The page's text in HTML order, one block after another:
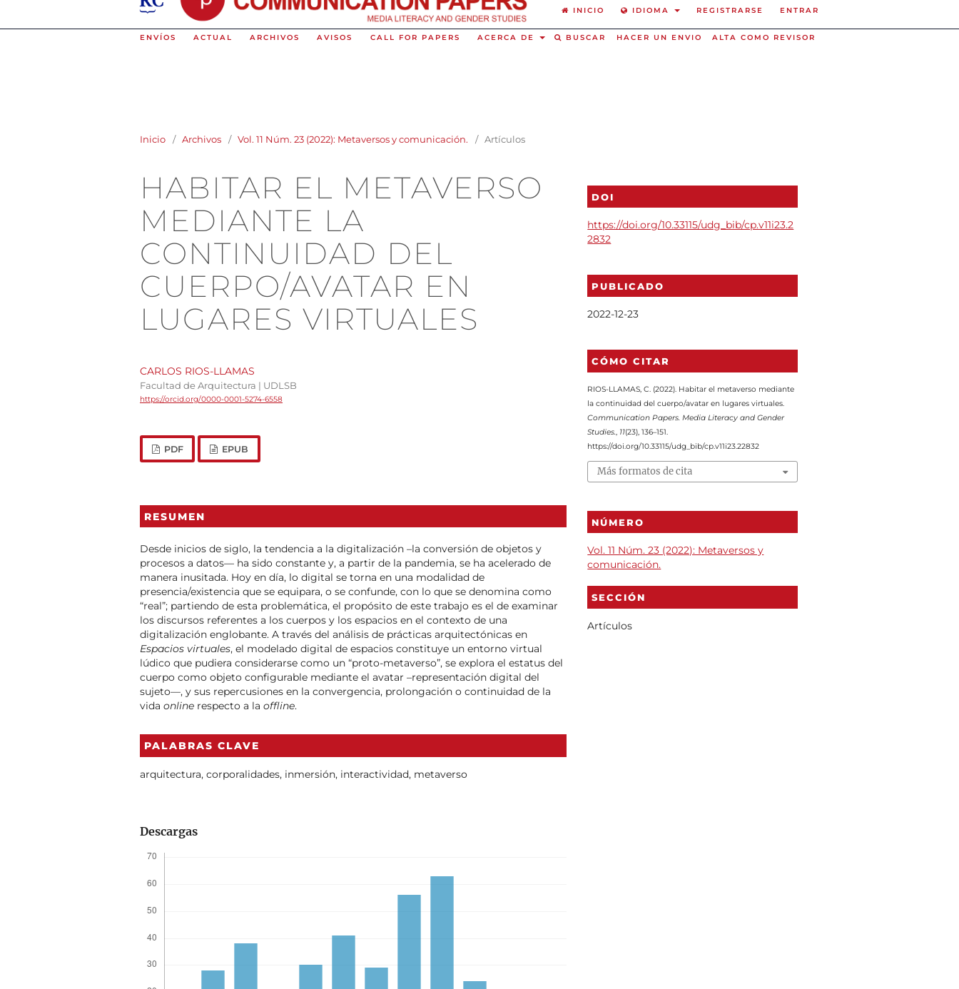
ENVÍOS ACTUAL ARCHIVOS AVISOS CALL FOR PAPERS ACERCA DE HACER UN ENVIO ALTA COMO REVISOR
BUSCAR
INICIO IDIOMA REGISTRARSE ENTRAR
Inicio / Archivos / Vol. 11 Núm. 23 (2022): Metaversos y comunicación. / Artículos
HABITAR EL METAVERSO
MEDIANTE LA
CONTINUIDAD DEL
CUERPO/AVATAR EN
LUGARES VIRTUALES
CARLOS RIOS-LLAMAS
Facultad de Arquitectura | UDLSB
https://orcid.org/0000-0001-5274-6558
PDF EPUB
RESUMEN
Desde inicios de siglo, la tendencia a la digitalización –la conversión de objetos y
procesos a datos— ha sido constante y, a partir de la pandemia, se ha acelerado de
manera inusitada. Hoy en día, lo digital se torna en una modalidad de
presencia/existencia que se equipara, o se confunde, con lo que se denomina como
“real”; partiendo de esta problemática, el propósito de este trabajo es el de examinar
los discursos referentes a los cuerpos y los espacios en el contexto de una
digitalización englobante. A través del análisis de prácticas arquitectónicas en
Espacios virtuales, el modelado digital de espacios constituye un entorno virtual
lúdico que pudiera considerarse como un “proto-metaverso”, se explora el estatus del
cuerpo como objeto configurable mediante el avatar –representación digital del
sujeto—, y sus repercusiones en la convergencia, prolongación o continuidad de la
vida online respecto a la offline.
PALABRAS CLAVE
arquitectura, corporalidades, inmersión, interactividad, metaverso
Descargas
DOI
https://doi.org/10.33115/udg_bib/cp.v11i23.2
2832
PUBLICADO
2022-12-23
CÓMO CITAR
RIOS-LLAMAS, C. (2022). Habitar el metaverso mediante
la continuidad del cuerpo/avatar en lugares virtuales.
Communication Papers. Media Literacy and Gender
Studies., 11(23), 136–151.
https://doi.org/10.33115/udg_bib/cp.v11i23.22832
Más formatos de cita
NÚMERO
Vol. 11 Núm. 23 (2022): Metaversos y
comunicación.
SECCIÓN
Artículos